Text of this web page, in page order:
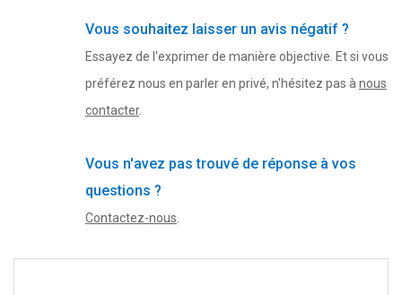
Vous souhaitez laisser un avis négatif ?
Essayez de l'exprimer de manière objective. Et si vous
préférez nous en parler en privé, n'hésitez pas à nous
contacter.
Vous n'avez pas trouvé de réponse à vos
questions ?
Contactez-nous